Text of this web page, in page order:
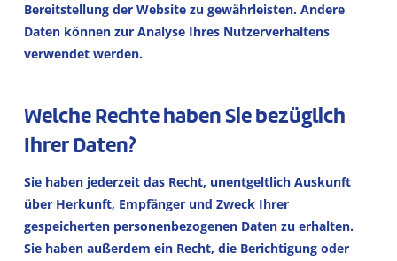
Bereitstellung der Website zu gewährleisten. Andere
Daten können zur Analyse Ihres Nutzerverhaltens
verwendet werden.
Welche Rechte haben Sie bezüglich
Ihrer Daten?
Sie haben jederzeit das Recht, unentgeltlich Auskunft
über Herkunft, Empfänger und Zweck Ihrer
gespeicherten personenbezogenen Daten zu erhalten.
Sie haben außerdem ein Recht, die Berichtigung oder